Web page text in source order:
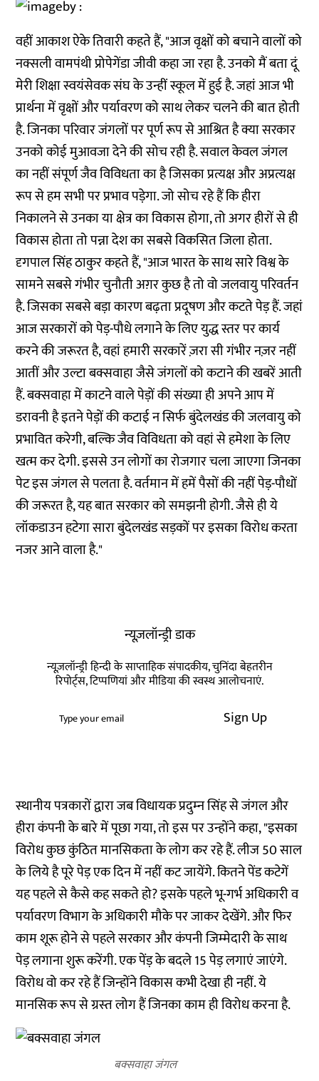
वहीं आकाश ऐके तिवारी कहते हैं, "आज वृक्षों को बचाने वालों को
नक्सली वामपंथी प्रोपेगेंडा जीवी कहा जा रहा है. उनको मैं बता दूं
मेरी शिक्षा स्वयंसेवक संघ के उन्हीं स्कूल में हुई है. जहां आज भी
प्रार्थना में वृक्षों और पर्यावरण को साथ लेकर चलने की बात होती
है. जिनका परिवार जंगलों पर पूर्ण रूप से आश्रित है क्या सरकार
उनको कोई मुआवजा देने की सोच रही है. सवाल केवल जंगल
का नहीं संपूर्ण जैव विविधता का है जिसका प्रत्यक्ष और अप्रत्यक्ष
रूप से हम सभी पर प्रभाव पड़ेगा. जो सोच रहे हैं कि हीरा
निकालने से उनका या क्षेत्र का विकास होगा, तो अगर हीरों से ही
विकास होता तो पन्ना देश का सबसे विकसित जिला होता.
दृगपाल सिंह ठाकुर कहते हैं, "आज भारत के साथ सारे विश्व के
सामने सबसे गंभीर चुनौती अग़र कुछ है तो वो जलवायु परिवर्तन
है. जिसका सबसे बड़ा कारण बढ़ता प्रदूषण और कटते पेड़ हैं. जहां
आज सरकारों को पेड़-पौधे लगाने के लिए युद्ध स्तर पर कार्य
करने की जरूरत है, वहां हमारी सरकारें ज़रा सी गंभीर नज़र नहीं
आतीं और उल्टा बक्सवाहा जैसे जंगलों को कटाने की खबरें आती
हैं. बक्सवाहा में काटने वाले पेड़ों की संख्या ही अपने आप में
डरावनी है इतने पेड़ों की कटाई न सिर्फ बुंदेलखंड की जलवायु को
प्रभावित करेगी, बल्कि जैव विविधता को वहां से हमेशा के लिए
खत्म कर देगी. इससे उन लोगों का रोजगार चला जाएगा जिनका
पेट इस जंगल से पलता है. वर्तमान में हमें पैसों की नहीं पेड़-पौधों
की जरूरत है, यह बात सरकार को समझनी होगी. जैसे ही ये
लॉकडाउन हटेगा सारा बुंदेलखंड सड़कों पर इसका विरोध करता
नजर आने वाला है."
न्यूज़लॉन्ड्री डाक
न्यूज़लॉन्ड्री हिन्दी के साप्ताहिक संपादकीय, चुनिंदा बेहतरीन
रिपोर्ट्स, टिप्पणियां और मीडिया की स्वस्थ आलोचनाएं.
Sign Up
स्‍थानीय पत्रकारों द्वारा जब विधायक प्रदुम्‍न सिंह से जंगल और
हीरा कंपनी के बारे में पूछा गया, तो इस पर उन्होंने कहा, "इसका
विरोध कुछ कुंठित मानसिकता के लोग कर रहे हैं. लीज 50 साल
के लिये है पूरे पेड़ एक दिन में नहीं कट जायेंगे. कितने पेंड कटेगें
यह पहले से कैसे कह सकते हो? इसके पहले भू-गर्भ अधिकारी व
पर्यावरण विभाग के अधिकारी मौके पर जाकर देखेंगे. और फिर
काम शूरू होने से पहले सरकार और कंपनी जिम्‍मेदारी के साथ
पेड़ लगाना शुरू करेंगी. एक पेंड़ के बदले 15 पेड़ लगाएं जाएंगे.
विरोध वो कर रहे हैं जिन्‍होंने विकास कभी देखा ही नहीं. ये
मानसिक रूप से ग्रस्‍त लोग हैं जिनका काम ही विरोध करना है.
बक्सवाहा जंगल